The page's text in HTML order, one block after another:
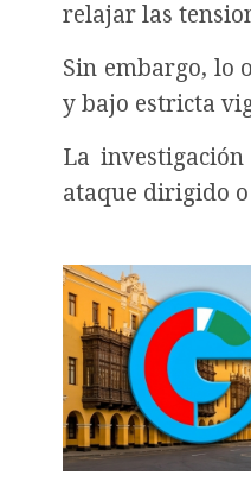
relajar las
Sin embargo, lo
y bajo estricta
La
ataque dirigido